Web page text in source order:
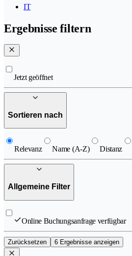
IT
Ergebnisse filtern
Jetzt geöffnet
Sortieren nach
Relevanz Name (A-Z) Distanz
Allgemeine Filter
Online Buchungsanfrage verfügbar
Zurücksetzen 6 Ergebnisse anzeigen